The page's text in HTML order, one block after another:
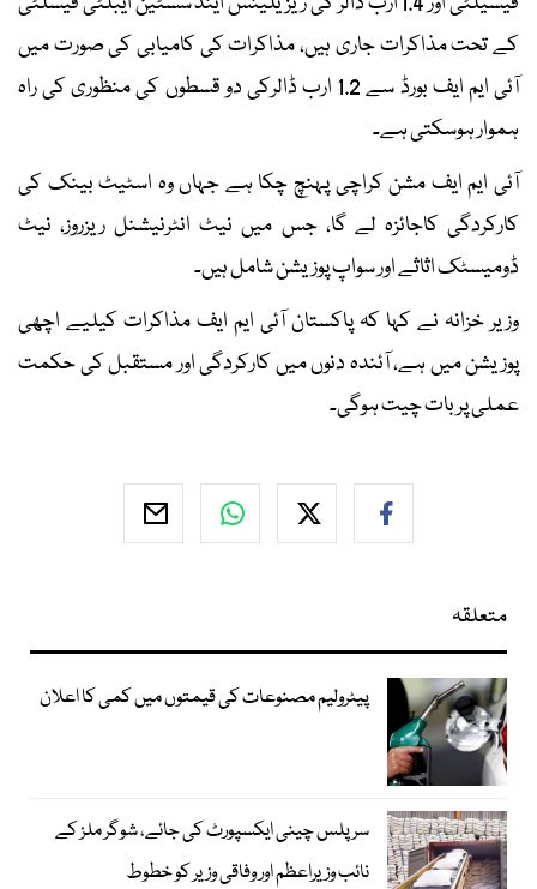
کے تحت مذاکرات جاری ہیں، مذاکرات کی کامیابی کی صورت میں
آئی ایم ایف بورڈ سے 1.2 ارب ڈالرکی دو قسطوں کی منظوری کی راہ
ہموار ہوسکتی ہے۔
آئی ایم ایف مشن کراچی پہنچ چکا ہے جہاں وہ اسٹیٹ بینک کی
کارکردگی کاجائزہ لے گا، جس میں نیٹ انٹرنیشنل ریزروز، نیٹ
ڈومیسٹک اثاثے اور سواپ پوزیشن شامل ہیں۔
وزیر خزانہ نے کہا کہ پاکستان آئی ایم ایف مذاکرات کیلیے اچھی
پوزیشن میں ہے، آئندہ دنوں میں کارکردگی اور مستقبل کی حکمت
عملی پر بات چیت ہوگی۔
متعلقہ
پیٹرولیم مصنوعات کی قیمتوں میں کمی کا اعلان
سرپلس چینی ایکسپورٹ کی جائے، شوگر ملز کے
نائب وزیراعظم اور وفاقی وزیر کو خطوط